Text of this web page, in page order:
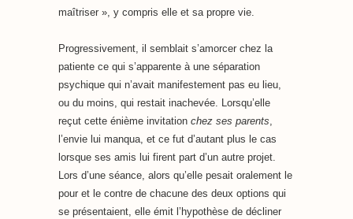
maîtriser », y compris elle et sa propre vie.
Progressivement, il semblait s’amorcer chez la
patiente ce qui s’apparente à une séparation
psychique qui n’avait manifestement pas eu lieu,
ou du moins, qui restait inachevée. Lorsqu’elle
reçut cette énième invitation chez ses parents,
l’envie lui manqua, et ce fut d’autant plus le cas
lorsque ses amis lui firent part d’un autre projet.
Lors d’une séance, alors qu’elle pesait oralement le
pour et le contre de chacune des deux options qui
se présentaient, elle émit l’hypothèse de décliner